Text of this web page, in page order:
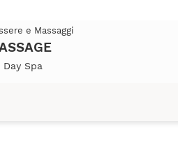
e Massaggi
Spa